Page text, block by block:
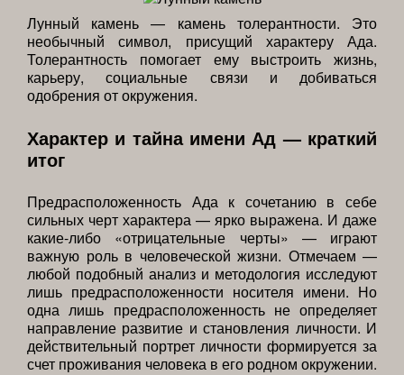
Лунный камень — камень толерантности. Это
необычный символ, присущий характеру Ада.
Толерантность помогает ему выстроить жизнь,
карьеру, социальные связи и добиваться
одобрения от окружения.
Характер и тайна имени Ад — краткий
итог
Предрасположенность Ада к сочетанию в себе
сильных черт характера — ярко выражена. И даже
какие-либо «отрицательные черты» — играют
важную роль в человеческой жизни. Отмечаем —
любой подобный анализ и методология исследуют
лишь предрасположенности носителя имени. Но
одна лишь предрасположенность не определяет
направление развитие и становления личности. И
действительный портрет личности формируется за
счет проживания человека в его родном окружении.